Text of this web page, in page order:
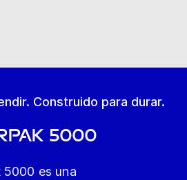
Construido para durar.
5000
5000 es una